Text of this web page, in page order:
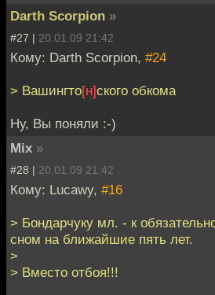
Darth Scorpion »
#27 | 20.01.09 21:42
Кому: Darth Scorpion, #24
> Вашингто[н]ского обкома
Ну, Вы поняли :-)
Mix »
#28 | 20.01.09 21:42
Кому: Lucawy, #16
> Бондарчуку мл. - к
сном на ближайшие пять лет.
>
> Вместо отбоя!!!